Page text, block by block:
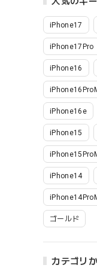
iPhone17
iPhone17Pro
iPhone16
iPhone16e
iPhone15
iPhone14
ゴールド
カテゴリ